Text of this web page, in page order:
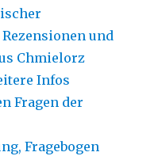
und
Chmielorz
Infos
Fragen der
Fragebogen